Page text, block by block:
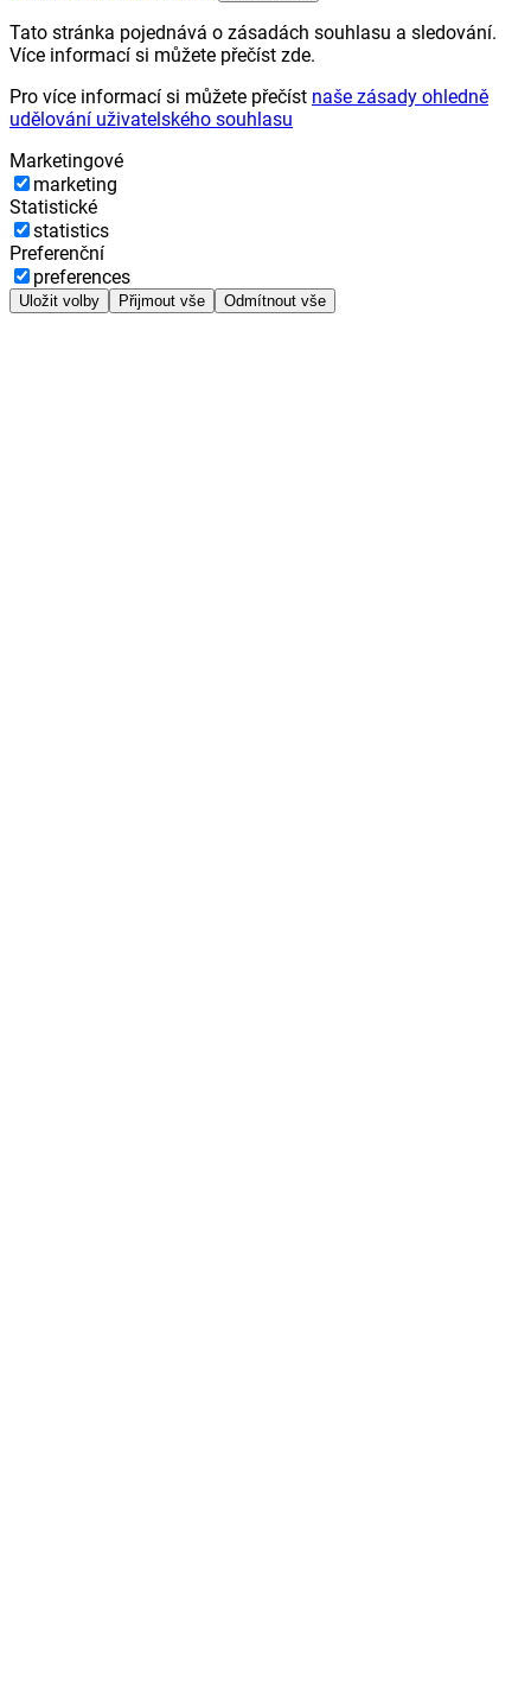
Tato stránka pojednává o zásadách souhlasu a sledování.
Více informací si můžete přečíst zde.
Pro více informací si můžete přečíst naše zásady ohledně
udělování uživatelského souhlasu
Marketingové
marketing
Statistické
statistics
Preferenční
preferences
Uložit volby Přijmout vše Odmítnout vše